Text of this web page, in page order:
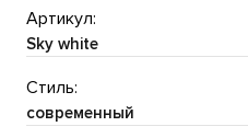
Артикул:
Sky white
Стиль:
современный